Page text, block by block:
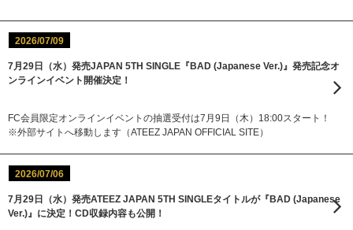
2026/07/09
7月29日（水）発売JAPAN 5TH SINGLE『BAD (Japanese Ver.)』発売記念オ
ンラインイベント開催決定！
FC会員限定オンラインイベントの抽選受付は7月9日（木）18:00スタート！
※外部サイトへ移動します（ATEEZ JAPAN OFFICIAL SITE）
2026/07/06
7月29日（水）発売ATEEZ JAPAN 5TH SINGLEタイトルが『BAD (Japanese
Ver.)』に決定！CD収録内容も公開！